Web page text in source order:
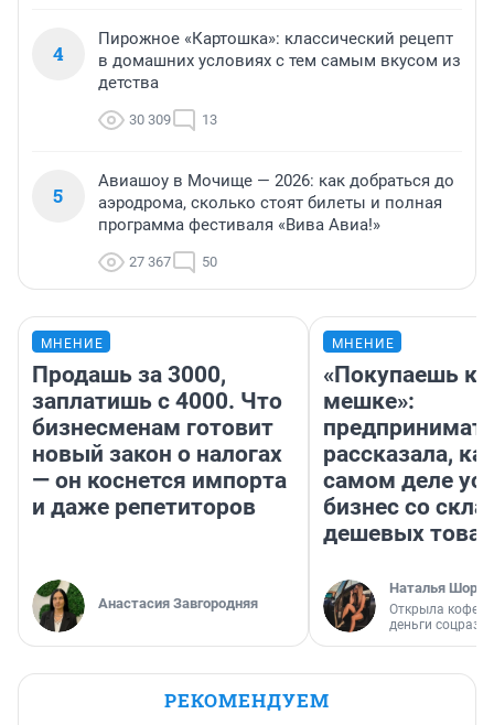
4
Пирожное «Картошка»: классический рецепт
в домашних условиях с тем самым вкусом из
детства
30 309 13
5
Авиашоу в Мочище — 2026: как добраться до
аэродрома, сколько стоят билеты и полная
программа фестиваля «Вива Авиа!»
27 367 50
МНЕНИЕ
Продашь за 3000,
заплатишь с 4000. Что
бизнесменам готовит
новый закон о налогах
— он коснется импорта
и даже репетиторов
Анастасия Завгородняя
МНЕНИЕ
«Покупаешь
мешке»:
рассказала,
самом деле
бизнес со
дешевых
Наталья
Открыла
деньги
РЕКОМЕНДУЕМ